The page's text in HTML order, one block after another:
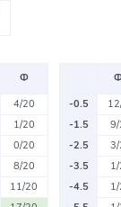
Ф
4/20
1/20
0/20
8/20
11/20
-0.5
-1.5
-2.5
-3.5
-4.5